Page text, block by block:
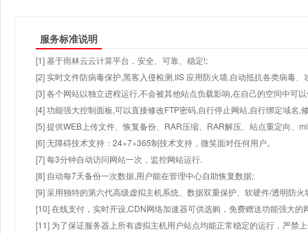
服务标准说明
[1] 基于雨林云云计算平台，安全、可靠、稳定!;
[2] 实时文件防病毒保护,黑客入侵检测,IIS 应用防火墙,自动抵抗各类病毒、
[3] 各个网站以独立进程运行,不会被其他站点负载影响,在自己的空间中可
[4] 功能强大控制面板,可以直接修改FTP密码,自行停止网站,自行绑定域名,
[5] 提供WEB上传文件、恢复备份、RAR压缩、RAR解压、站点重定向、
[6] 无障碍技术支持：24×7×365制技术支持，微笑面对任何用户。
[7] 每3分钟自动访问网站一次，监控网站运行.
[8] 自动每7天备份一次数据,用户能在管理中心自助恢复数据;
[9] 采用独特的第六代高级虚拟主机系统、数据双重保护、软硬件/透明防火
[10] 在线支付，实时开设,CDN网络加速器可供选购，免费赠送功能强大
[11] 为了保证服务器上所有虚拟主机用户站点均能正常稳定的运行，严禁